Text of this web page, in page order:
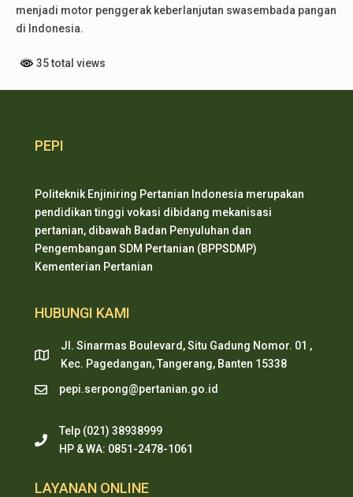
menjadi motor penggerak keberlanjutan swasembada pangan
di Indonesia.
35 total views
PEPI
Politeknik Enjiniring Pertanian Indonesia merupakan
pendidikan tinggi vokasi dibidang mekanisasi
pertanian, dibawah Badan Penyuluhan dan
Pengembangan SDM Pertanian (BPPSDMP)
Kementerian Pertanian
HUBUNGI KAMI
Jl. Sinarmas Boulevard, Situ Gadung Nomor. 01 ,
Kec. Pagedangan, Tangerang, Banten 15338
pepi.serpong@pertanian.go.id
Telp (021) 38938999
HP & WA: 0851-2478-1061
LAYANAN ONLINE